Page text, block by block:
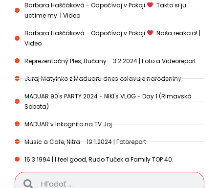
Barbara Haščáková - Odpočívaj v Pokoji
. Takto si ju
uctíme my. | Video
Barbara Haščáková - Odpočívaj v Pokoji
. Naša reakcia! |
Video
Reprezentačný Ples, Bučany - 3.2.2024 | Foto a Videoreport
Juraj Matyinko z Maduaru dnes oslavuje narodeniny.
MADUAR 90's PARTY 2024 - NIKI's VLOG - Day 1 (Rimavská
Sobota)
MADUAR v Inkognito na TV Joj.
Music a Cafe, Nitra - 19.1.2024 | Fotoreport
16.3.1994 | I feel good, Rudo Tuček a Family TOP 40.